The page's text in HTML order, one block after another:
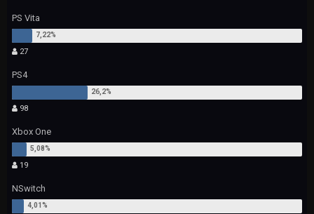
PS Vita
27
PS4
98
Xbox One
19
NSwitch